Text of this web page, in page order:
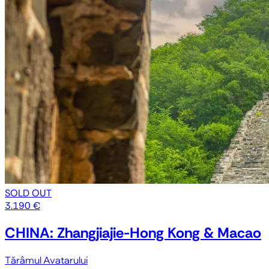
SOLD OUT
3.190 €
CHINA: Zhangjiajie-Hong Kong & Macao
Tărâmul Avatarului